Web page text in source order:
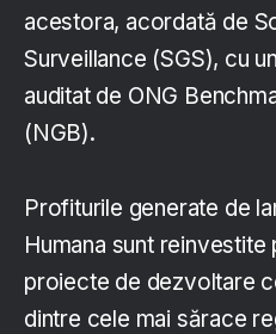
acestora, acordată de
Surveillance (SGS), cu
auditat de ONG
(NGB).
Profiturile generate de
Humana sunt reinvestite
proiecte de dezvoltare
dintre cele mai sărace